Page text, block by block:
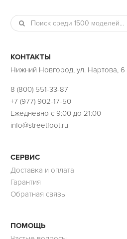
КОНТАКТЫ
Нижний Новгород, ул. Нартова,
8 (800) 551-33-87
+7 (977) 902-17-50
Ежедневно с 9:00 до 21:00
info@streetfoot.ru
СЕРВИС
Доставка и оплата
Гарантия
Обратная связь
ПОМОЩЬ